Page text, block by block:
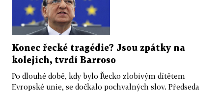
Konec řecké tragédie? Jsou zpátky na
kolejích, tvrdí Barroso
Po dlouhé době, kdy bylo Řecko zlobivým dítětem
Evropské unie, se dočkalo pochvalných slov. Předseda